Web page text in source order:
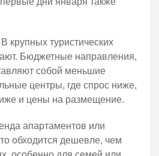
крупных туристических
Бюджетные направления,
собой меньшие
центры, где спрос ниже,
и цены на размещение.
апартаментов или
обходится дешевле, чем